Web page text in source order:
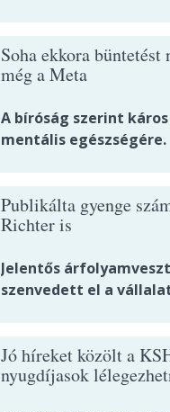
Soha ekkora büntetést
még a Meta
A bíróság szerint
mentális egészségére.
Publikálta gyenge
Richter is
Jelentős
szenvedett el a
Jó híreket közölt a
nyugdíjasok